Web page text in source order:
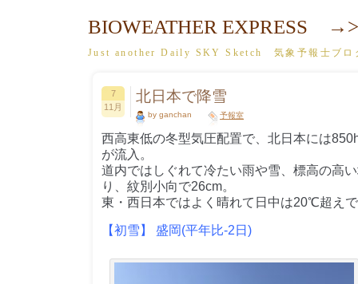
BIOWEATHER EXPRESS
Just another Daily SKY Sketch 気象予報士ブロ
7
11月
北日本で降雪
by ganchan 予報室
西高東低の冬型気圧配置で、北日本には
が流入。
道内ではしぐれて冷たい雨や雪、標高の高
り、紋別小向で26cm。
東・西日本ではよく晴れて日中は20℃超え
【初雪】 盛岡(平年比-2日)